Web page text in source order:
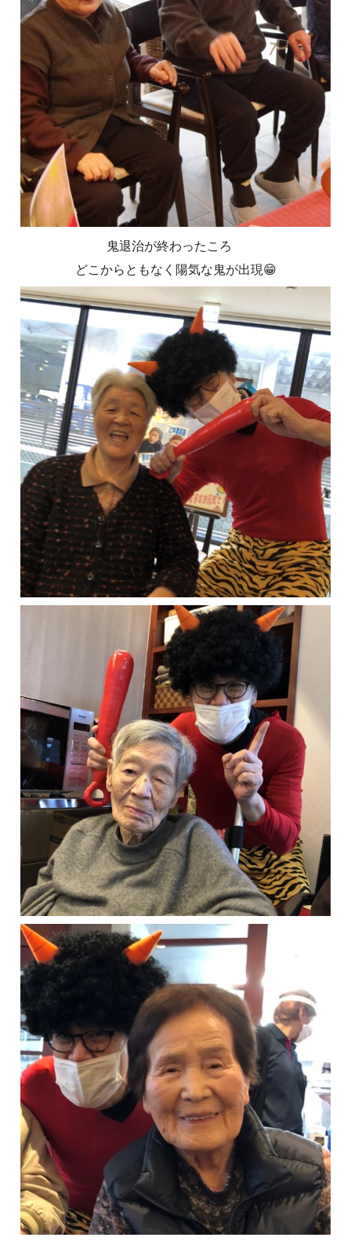
鬼退治が終わったころ
どこからともなく陽気な鬼が出現😁